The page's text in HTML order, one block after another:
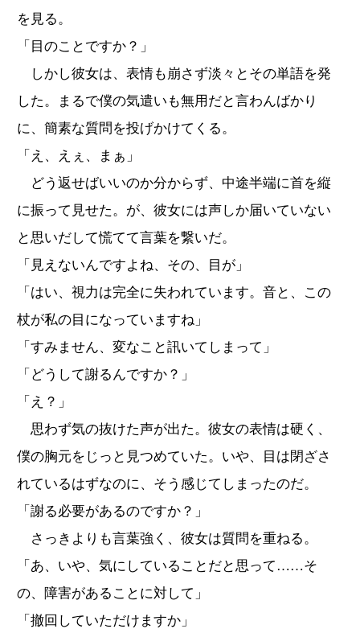
を見る。
「目のことですか？」
しかし彼女は、表情も崩さず淡々とその単語を発
した。まるで僕の気遣いも無用だと言わんばかり
に、簡素な質問を投げかけてくる。
「え、えぇ、まぁ」
どう返せばいいのか分からず、中途半端に首を縦
に振って見せた。が、彼女には声しか届いていない
と思いだして慌てて言葉を繋いだ。
「見えないんですよね、その、目が」
「はい、視力は完全に失われています。音と、この
杖が私の目になっていますね」
「すみません、変なこと訊いてしまって」
「どうして謝るんですか？」
「え？」
思わず気の抜けた声が出た。彼女の表情は硬く、
僕の胸元をじっと見つめていた。いや、目は閉ざさ
れているはずなのに、そう感じてしまったのだ。
「謝る必要があるのですか？」
さっきよりも言葉強く、彼女は質問を重ねる。
「あ、いや、気にしていることだと思って……そ
の、障害があることに対して」
「撤回していただけますか」